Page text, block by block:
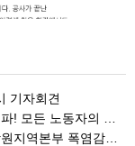
기자회견
취! 민주노총 7.15 총파업대회
염감시단 선포 기자회견